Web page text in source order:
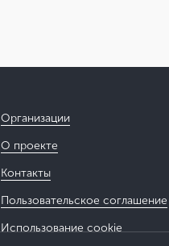
Организации
О проекте
Контакты
Пользовательское соглашение
Использование cookie